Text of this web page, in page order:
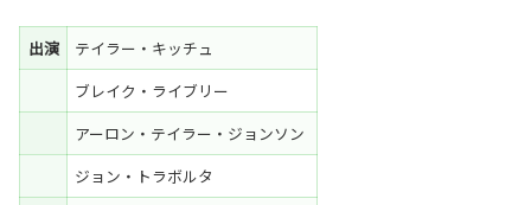
出演
テイラー・キッチュ
ブレイク・ライブリー
アーロン・テイラー・ジョンソン
ジョン・トラボルタ